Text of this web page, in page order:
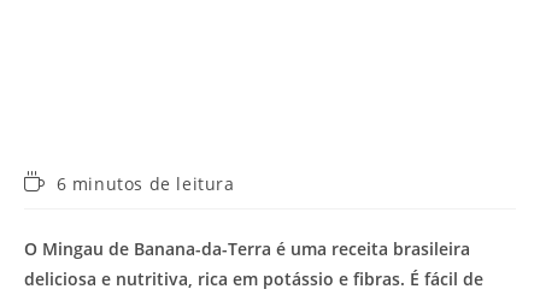
Tempo6 minutos de leitura
O Mingau de Banana-da-Terra é uma receita brasileira
deliciosa e nutritiva, rica em potássio e fibras. É fácil de